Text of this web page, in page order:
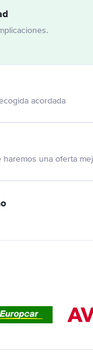
acordada
una oferta